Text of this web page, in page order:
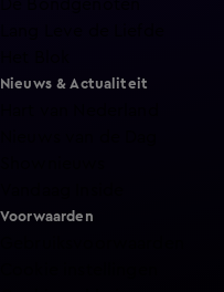
Nieuws & Actualiteit
Voorwaarden